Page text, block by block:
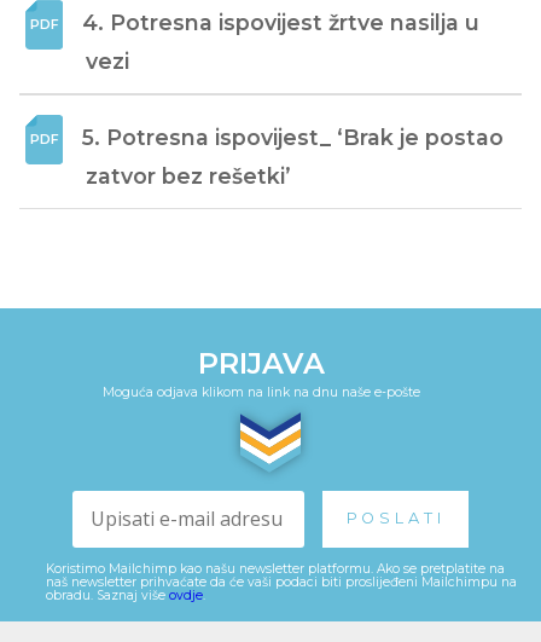
4. Potresna ispovijest žrtve nasilja u
vezi
5. Potresna ispovijest_ ‘Brak je postao
zatvor bez rešetki’
PRIJAVA
Moguća odjava klikom na link na dnu naše e-pošte
Koristimo Mailchimp kao našu newsletter platformu. Ako se pretplatite na
naš newsletter prihvaćate da će vaši podaci biti proslijeđeni Mailchimpu na
obradu. Saznaj više ovdje